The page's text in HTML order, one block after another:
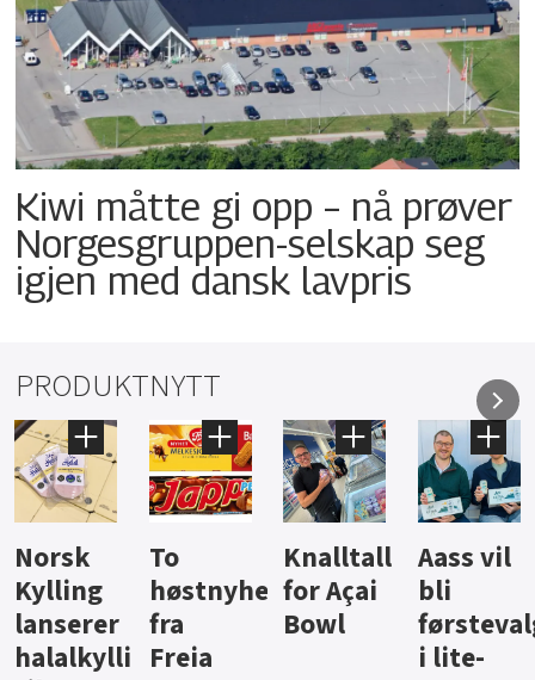
Kiwi måtte gi opp – nå prøver
Norgesgruppen-selskap seg
igjen med dansk lavpris
PRODUKTNYTT
Knalltall
for Açai
Bowl
Aass vil
bli
førstevalg
i lite-
Brus og
jus fra
Berentsen
Hard
iste fra
Hansa